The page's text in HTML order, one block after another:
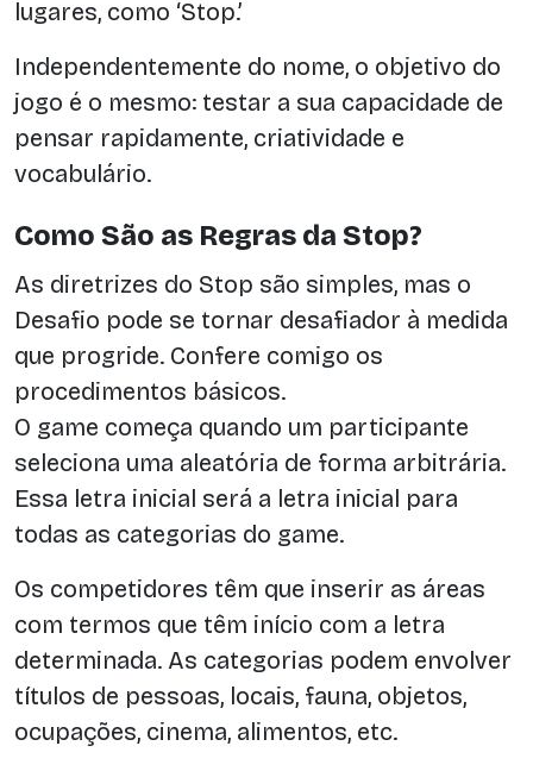
lugares, como ‘Stop.’
Independentemente do nome, o objetivo do
jogo é o mesmo: testar a sua capacidade de
pensar rapidamente, criatividade e
vocabulário.
Como São as Regras da Stop?
As diretrizes do Stop são simples, mas o
Desafio pode se tornar desafiador à medida
que progride. Confere comigo os
procedimentos básicos.
O game começa quando um participante
seleciona uma aleatória de forma arbitrária.
Essa letra inicial será a letra inicial para
todas as categorias do game.
Os competidores têm que inserir as áreas
com termos que têm início com a letra
determinada. As categorias podem envolver
títulos de pessoas, locais, fauna, objetos,
ocupações, cinema, alimentos, etc.